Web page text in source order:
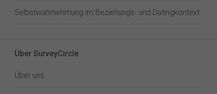
Selbstwahrnehmung im Beziehungs- und Datingkontext
Über SurveyCircle
Über uns